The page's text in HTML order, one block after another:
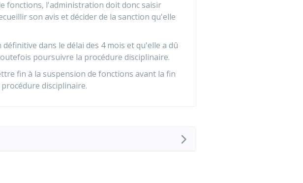
fonctions, l'administration doit donc saisir
son avis et décider de la sanction qu'elle
dans le délai des 4 mois et qu'elle a dû
poursuivre la procédure disciplinaire.
fin à la suspension de fonctions avant la fin
disciplinaire.